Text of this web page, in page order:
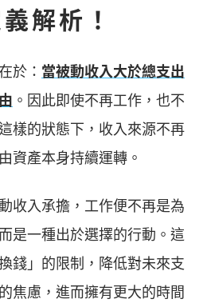
解析！
於： 當被動收入大於總支出
。因此即使不再工作，也不
樣的狀態下，收入來源不再
資產本身持續運轉。
收入承擔，工作便不再是為
是一種出於選擇的行動。這
錢」的限制，降低對未來支
焦慮，進而擁有更大的時間